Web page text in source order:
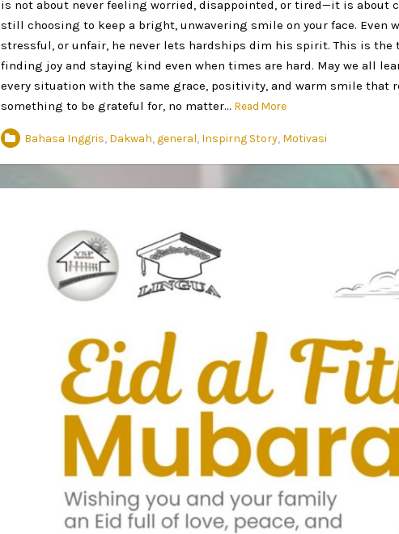
is not about never feeling worried, disappointed, or tired—it is about
still choosing to keep a bright, unwavering smile on your face. Even
stressful, or unfair, he never lets hardships dim his spirit. This is the
finding joy and staying kind even when times are hard. May we all
every situation with the same grace, positivity, and warm smile that
something to be grateful for, no matter… Read More
Bahasa Inggris, Dakwah, general, Inspirng Story, Motivasi